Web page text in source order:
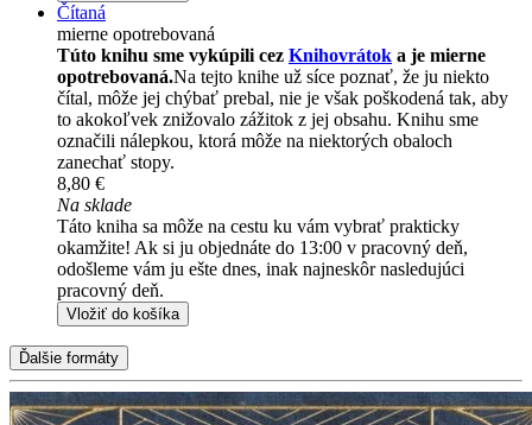
Čítaná
mierne opotrebovaná
Túto knihu sme vykúpili cez Knihovrátok a je mierne
opotrebovaná.Na tejto knihe už síce poznať, že ju niekto
čítal, môže jej chýbať prebal, nie je však poškodená tak, aby
to akokoľvek znižovalo zážitok z jej obsahu. Knihu sme
označili nálepkou, ktorá môže na niektorých obaloch
zanechať stopy.
8,80 €
Na sklade
Táto kniha sa môže na cestu ku vám vybrať prakticky
okamžite! Ak si ju objednáte do 13:00 v pracovný deň,
odošleme vám ju ešte dnes, inak najneskôr nasledujúci
pracovný deň.
Vložiť do košíka
Ďalšie formáty